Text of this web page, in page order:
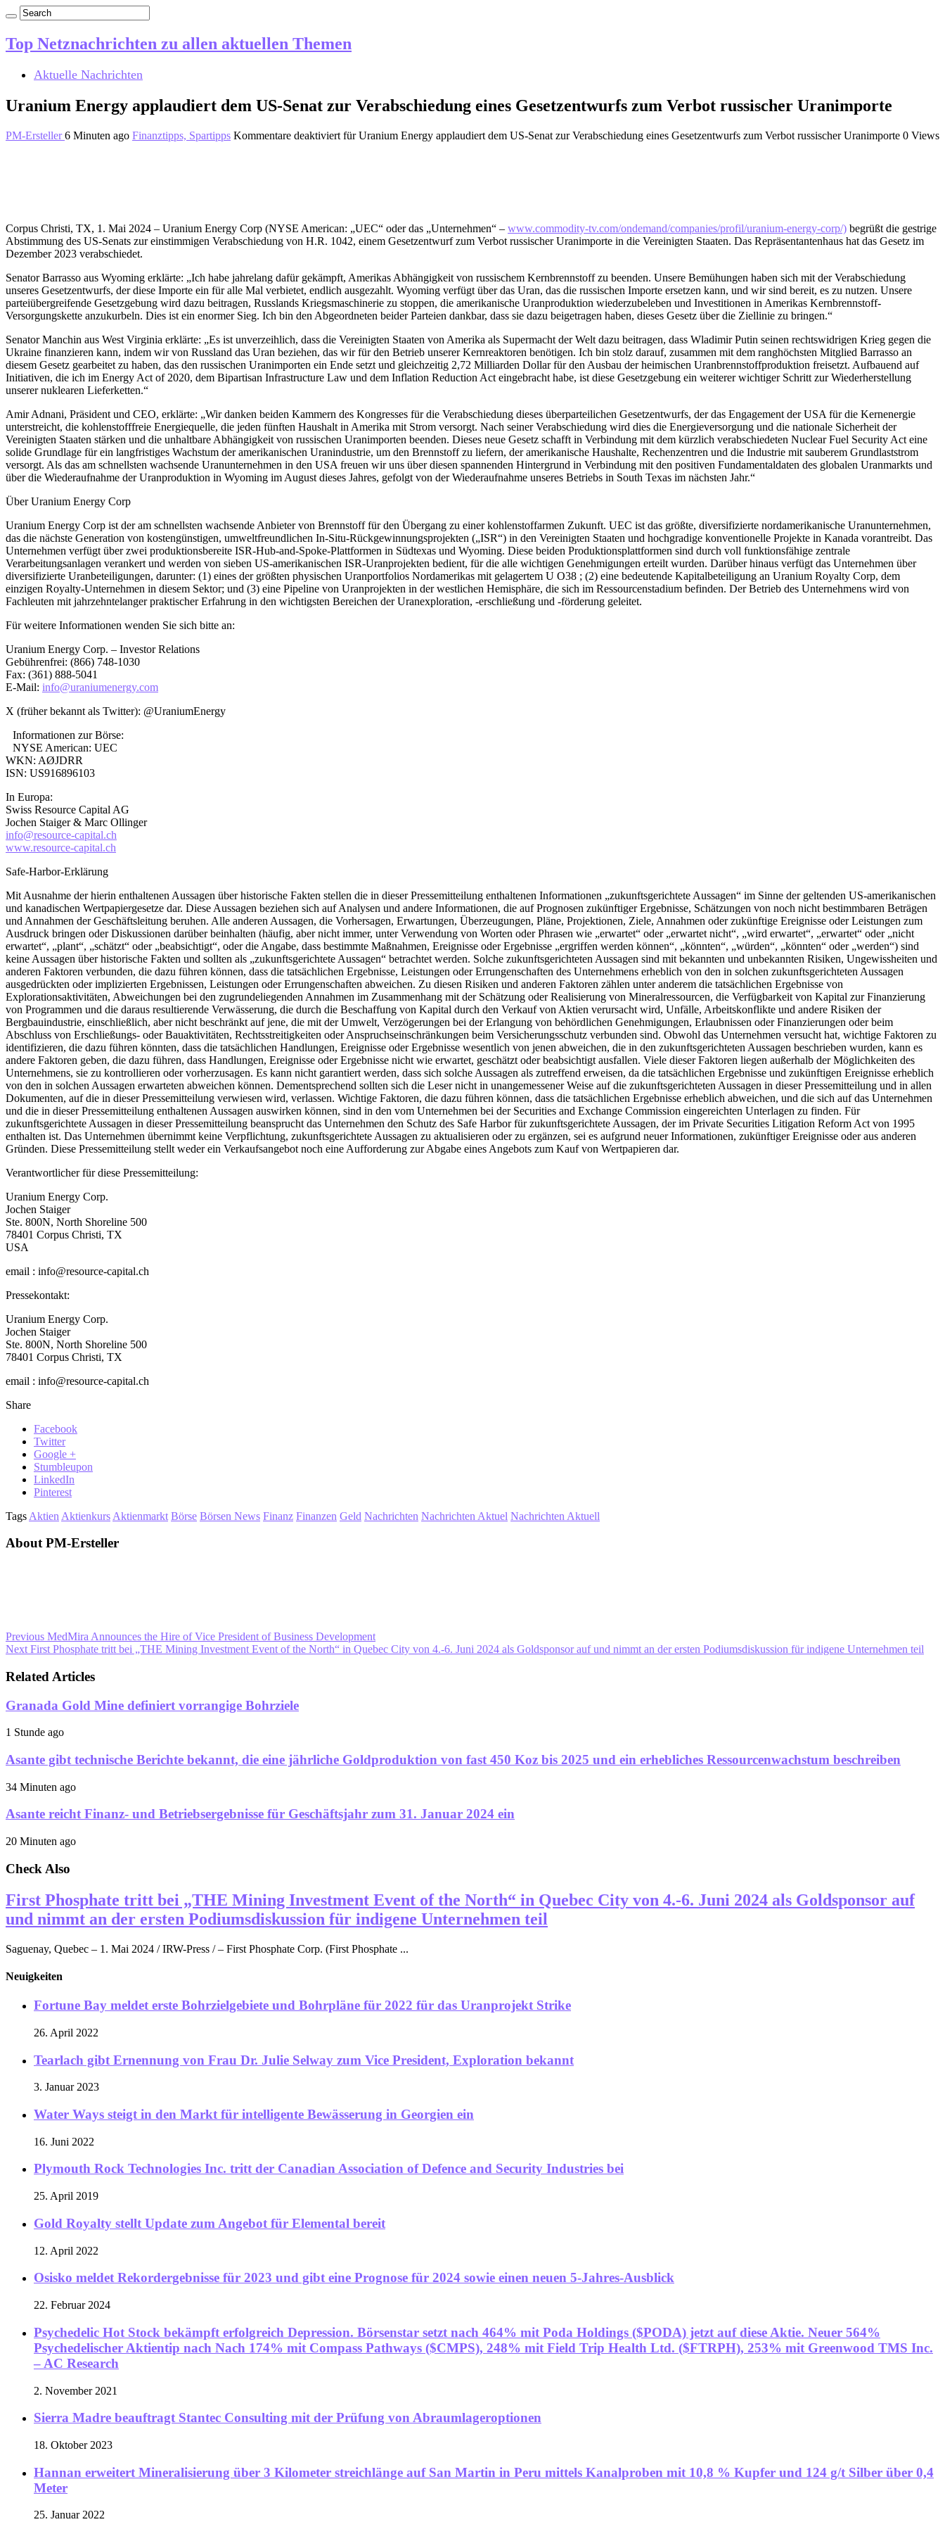
Top Netznachrichten zu allen aktuellen Themen
Aktuelle Nachrichten
Uranium Energy applaudiert dem US-Senat zur Verabschiedung eines Gesetzentwurfs zum Verbot russischer Uranimporte
PM-Ersteller6 Minuten ago Finanztipps, Spartipps Kommentare deaktiviert für Uranium Energy applaudiert dem US-Senat zur Verabschiedung eines Gesetzentwurfs zum Verbot russischer Uranimporte 0 Views
Corpus Christi, TX, 1. Mai 2024 – Uranium Energy Corp (NYSE American: „UEC“ oder das „Unternehmen“ – www.commodity-tv.com/ondemand/companies/profil/uranium-energy-corp/) begrüßt die gestrige
Abstimmung des US-Senats zur einstimmigen Verabschiedung von H.R. 1042, einem Gesetzentwurf zum Verbot russischer Uranimporte in die Vereinigten Staaten. Das Repräsentantenhaus hat das Gesetz im
Dezember 2023 verabschiedet.
Senator Barrasso aus Wyoming erklärte: „Ich habe jahrelang dafür gekämpft, Amerikas Abhängigkeit von russischem Kernbrennstoff zu beenden. Unsere Bemühungen haben sich mit der Verabschiedung
unseres Gesetzentwurfs, der diese Importe ein für alle Mal verbietet, endlich ausgezahlt. Wyoming verfügt über das Uran, das die russischen Importe ersetzen kann, und wir sind bereit, es zu nutzen. Unsere
parteiübergreifende Gesetzgebung wird dazu beitragen, Russlands Kriegsmaschinerie zu stoppen, die amerikanische Uranproduktion wiederzubeleben und Investitionen in Amerikas Kernbrennstoff-
Versorgungskette anzukurbeln. Dies ist ein enormer Sieg. Ich bin den Abgeordneten beider Parteien dankbar, dass sie dazu beigetragen haben, dieses Gesetz über die Ziellinie zu bringen.“
Senator Manchin aus West Virginia erklärte: „Es ist unverzeihlich, dass die Vereinigten Staaten von Amerika als Supermacht der Welt dazu beitragen, dass Wladimir Putin seinen rechtswidrigen Krieg gegen die
Ukraine finanzieren kann, indem wir von Russland das Uran beziehen, das wir für den Betrieb unserer Kernreaktoren benötigen. Ich bin stolz darauf, zusammen mit dem ranghöchsten Mitglied Barrasso an
diesem Gesetz gearbeitet zu haben, das den russischen Uranimporten ein Ende setzt und gleichzeitig 2,72 Milliarden Dollar für den Ausbau der heimischen Uranbrennstoffproduktion freisetzt. Aufbauend auf
Initiativen, die ich im Energy Act of 2020, dem Bipartisan Infrastructure Law und dem Inflation Reduction Act eingebracht habe, ist diese Gesetzgebung ein weiterer wichtiger Schritt zur Wiederherstellung
unserer nuklearen Lieferketten.“
Amir Adnani, Präsident und CEO, erklärte: „Wir danken beiden Kammern des Kongresses für die Verabschiedung dieses überparteilichen Gesetzentwurfs, der das Engagement der USA für die Kernenergie
unterstreicht, die kohlenstofffreie Energiequelle, die jeden fünften Haushalt in Amerika mit Strom versorgt. Nach seiner Verabschiedung wird dies die Energieversorgung und die nationale Sicherheit der
Vereinigten Staaten stärken und die unhaltbare Abhängigkeit von russischen Uranimporten beenden. Dieses neue Gesetz schafft in Verbindung mit dem kürzlich verabschiedeten Nuclear Fuel Security Act eine
solide Grundlage für ein langfristiges Wachstum der amerikanischen Uranindustrie, um den Brennstoff zu liefern, der amerikanische Haushalte, Rechenzentren und die Industrie mit sauberem Grundlaststrom
versorgt. Als das am schnellsten wachsende Uranunternehmen in den USA freuen wir uns über diesen spannenden Hintergrund in Verbindung mit den positiven Fundamentaldaten des globalen Uranmarkts und
über die Wiederaufnahme der Uranproduktion in Wyoming im August dieses Jahres, gefolgt von der Wiederaufnahme unseres Betriebs in South Texas im nächsten Jahr.“
Über Uranium Energy Corp
Uranium Energy Corp ist der am schnellsten wachsende Anbieter von Brennstoff für den Übergang zu einer kohlenstoffarmen Zukunft. UEC ist das größte, diversifizierte nordamerikanische Uranunternehmen,
das die nächste Generation von kostengünstigen, umweltfreundlichen In-Situ-Rückgewinnungsprojekten („ISR“) in den Vereinigten Staaten und hochgradige konventionelle Projekte in Kanada vorantreibt. Das
Unternehmen verfügt über zwei produktionsbereite ISR-Hub-and-Spoke-Plattformen in Südtexas und Wyoming. Diese beiden Produktionsplattformen sind durch voll funktionsfähige zentrale
Verarbeitungsanlagen verankert und werden von sieben US-amerikanischen ISR-Uranprojekten bedient, für die alle wichtigen Genehmigungen erteilt wurden. Darüber hinaus verfügt das Unternehmen über
diversifizierte Uranbeteiligungen, darunter: (1) eines der größten physischen Uranportfolios Nordamerikas mit gelagertem U O38 ; (2) eine bedeutende Kapitalbeteiligung an Uranium Royalty Corp, dem
einzigen Royalty-Unternehmen in diesem Sektor; und (3) eine Pipeline von Uranprojekten in der westlichen Hemisphäre, die sich im Ressourcenstadium befinden. Der Betrieb des Unternehmens wird von
Fachleuten mit jahrzehntelanger praktischer Erfahrung in den wichtigsten Bereichen der Uranexploration, -erschließung und -förderung geleitet.
Für weitere Informationen wenden Sie sich bitte an:
Uranium Energy Corp. – Investor Relations
Gebührenfrei: (866) 748-1030
Fax: (361) 888-5041
E-Mail: info@uraniumenergy.com
X (früher bekannt als Twitter): @UraniumEnergy
Informationen zur Börse:
NYSE American: UEC
WKN: AØJDRR
ISN: US916896103
In Europa:
Swiss Resource Capital AG
Jochen Staiger & Marc Ollinger
info@resource-capital.ch
www.resource-capital.ch
Safe-Harbor-Erklärung
Mit Ausnahme der hierin enthaltenen Aussagen über historische Fakten stellen die in dieser Pressemitteilung enthaltenen Informationen „zukunftsgerichtete Aussagen“ im Sinne der geltenden US-amerikanischen
und kanadischen Wertpapiergesetze dar. Diese Aussagen beziehen sich auf Analysen und andere Informationen, die auf Prognosen zukünftiger Ergebnisse, Schätzungen von noch nicht bestimmbaren Beträgen
und Annahmen der Geschäftsleitung beruhen. Alle anderen Aussagen, die Vorhersagen, Erwartungen, Überzeugungen, Pläne, Projektionen, Ziele, Annahmen oder zukünftige Ereignisse oder Leistungen zum
Ausdruck bringen oder Diskussionen darüber beinhalten (häufig, aber nicht immer, unter Verwendung von Worten oder Phrasen wie „erwartet“ oder „erwartet nicht“, „wird erwartet“, „erwartet“ oder „nicht
erwartet“, „plant“, „schätzt“ oder „beabsichtigt“, oder die Angabe, dass bestimmte Maßnahmen, Ereignisse oder Ergebnisse „ergriffen werden können“, „könnten“, „würden“, „könnten“ oder „werden“) sind
keine Aussagen über historische Fakten und sollten als „zukunftsgerichtete Aussagen“ betrachtet werden. Solche zukunftsgerichteten Aussagen sind mit bekannten und unbekannten Risiken, Ungewissheiten und
anderen Faktoren verbunden, die dazu führen können, dass die tatsächlichen Ergebnisse, Leistungen oder Errungenschaften des Unternehmens erheblich von den in solchen zukunftsgerichteten Aussagen
ausgedrückten oder implizierten Ergebnissen, Leistungen oder Errungenschaften abweichen. Zu diesen Risiken und anderen Faktoren zählen unter anderem die tatsächlichen Ergebnisse von
Explorationsaktivitäten, Abweichungen bei den zugrundeliegenden Annahmen im Zusammenhang mit der Schätzung oder Realisierung von Mineralressourcen, die Verfügbarkeit von Kapital zur Finanzierung
von Programmen und die daraus resultierende Verwässerung, die durch die Beschaffung von Kapital durch den Verkauf von Aktien verursacht wird, Unfälle, Arbeitskonflikte und andere Risiken der
Bergbauindustrie, einschließlich, aber nicht beschränkt auf jene, die mit der Umwelt, Verzögerungen bei der Erlangung von behördlichen Genehmigungen, Erlaubnissen oder Finanzierungen oder beim
Abschluss von Erschließungs- oder Bauaktivitäten, Rechtsstreitigkeiten oder Anspruchseinschränkungen beim Versicherungsschutz verbunden sind. Obwohl das Unternehmen versucht hat, wichtige Faktoren zu
identifizieren, die dazu führen könnten, dass die tatsächlichen Handlungen, Ereignisse oder Ergebnisse wesentlich von jenen abweichen, die in den zukunftsgerichteten Aussagen beschrieben wurden, kann es
andere Faktoren geben, die dazu führen, dass Handlungen, Ereignisse oder Ergebnisse nicht wie erwartet, geschätzt oder beabsichtigt ausfallen. Viele dieser Faktoren liegen außerhalb der Möglichkeiten des
Unternehmens, sie zu kontrollieren oder vorherzusagen. Es kann nicht garantiert werden, dass sich solche Aussagen als zutreffend erweisen, da die tatsächlichen Ergebnisse und zukünftigen Ereignisse erheblich
von den in solchen Aussagen erwarteten abweichen können. Dementsprechend sollten sich die Leser nicht in unangemessener Weise auf die zukunftsgerichteten Aussagen in dieser Pressemitteilung und in allen
Dokumenten, auf die in dieser Pressemitteilung verwiesen wird, verlassen. Wichtige Faktoren, die dazu führen können, dass die tatsächlichen Ergebnisse erheblich abweichen, und die sich auf das Unternehmen
und die in dieser Pressemitteilung enthaltenen Aussagen auswirken können, sind in den vom Unternehmen bei der Securities and Exchange Commission eingereichten Unterlagen zu finden. Für
zukunftsgerichtete Aussagen in dieser Pressemitteilung beansprucht das Unternehmen den Schutz des Safe Harbor für zukunftsgerichtete Aussagen, der im Private Securities Litigation Reform Act von 1995
enthalten ist. Das Unternehmen übernimmt keine Verpflichtung, zukunftsgerichtete Aussagen zu aktualisieren oder zu ergänzen, sei es aufgrund neuer Informationen, zukünftiger Ereignisse oder aus anderen
Gründen. Diese Pressemitteilung stellt weder ein Verkaufsangebot noch eine Aufforderung zur Abgabe eines Angebots zum Kauf von Wertpapieren dar.
Verantwortlicher für diese Pressemitteilung:
Uranium Energy Corp.
Jochen Staiger
Ste. 800N, North Shoreline 500
78401 Corpus Christi, TX
USA
email : info@resource-capital.ch
Pressekontakt:
Uranium Energy Corp.
Jochen Staiger
Ste. 800N, North Shoreline 500
78401 Corpus Christi, TX
email : info@resource-capital.ch
Share
Facebook
Twitter
Google +
Stumbleupon
LinkedIn
Pinterest
Tags Aktien Aktienkurs Aktienmarkt Börse Börsen News Finanz Finanzen Geld Nachrichten Nachrichten Aktuel Nachrichten Aktuell
About PM-Ersteller
Previous MedMira Announces the Hire of Vice President of Business Development
Next First Phosphate tritt bei „THE Mining Investment Event of the North“ in Quebec City von 4.-6. Juni 2024 als Goldsponsor auf und nimmt an der ersten Podiumsdiskussion für indigene Unternehmen teil
Related Articles
Granada Gold Mine definiert vorrangige Bohrziele
1 Stunde ago
Asante gibt technische Berichte bekannt, die eine jährliche Goldproduktion von fast 450 Koz bis 2025 und ein erhebliches Ressourcenwachstum beschreiben
34 Minuten ago
Asante reicht Finanz- und Betriebsergebnisse für Geschäftsjahr zum 31. Januar 2024 ein
20 Minuten ago
Check Also
First Phosphate tritt bei „THE Mining Investment Event of the North“ in Quebec City von 4.-6. Juni 2024 als Goldsponsor auf
und nimmt an der ersten Podiumsdiskussion für indigene Unternehmen teil
Saguenay, Quebec – 1. Mai 2024 / IRW-Press / – First Phosphate Corp. (First Phosphate ...
Neuigkeiten
Fortune Bay meldet erste Bohrzielgebiete und Bohrpläne für 2022 für das Uranprojekt Strike
26. April 2022
Tearlach gibt Ernennung von Frau Dr. Julie Selway zum Vice President, Exploration bekannt
3. Januar 2023
Water Ways steigt in den Markt für intelligente Bewässerung in Georgien ein
16. Juni 2022
Plymouth Rock Technologies Inc. tritt der Canadian Association of Defence and Security Industries bei
25. April 2019
Gold Royalty stellt Update zum Angebot für Elemental bereit
12. April 2022
Osisko meldet Rekordergebnisse für 2023 und gibt eine Prognose für 2024 sowie einen neuen 5-Jahres-Ausblick
22. Februar 2024
Psychedelic Hot Stock bekämpft erfolgreich Depression. Börsenstar setzt nach 464% mit Poda Holdings ($PODA) jetzt auf diese Aktie. Neuer 564%
Psychedelischer Aktientip nach Nach 174% mit Compass Pathways ($CMPS), 248% mit Field Trip Health Ltd. ($FTRPH), 253% mit Greenwood TMS Inc.
– AC Research
2. November 2021
Sierra Madre beauftragt Stantec Consulting mit der Prüfung von Abraumlageroptionen
18. Oktober 2023
Hannan erweitert Mineralisierung über 3 Kilometer streichlänge auf San Martin in Peru mittels Kanalproben mit 10,8 % Kupfer und 124 g/t Silber über 0,4
Meter
25. Januar 2022